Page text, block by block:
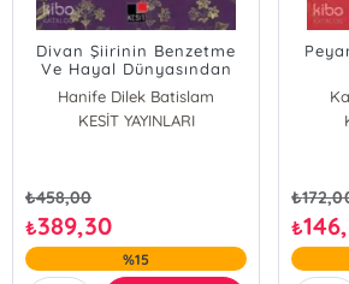
Divan Şiirinin Benzetme
Ve Hayal Dünyasından
Hanife Dilek Batislam
KESİT YAYINLARI
₺458,00
₺389,30
%15
₺
₺